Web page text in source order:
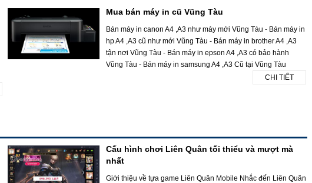
Mua bán máy in cũ Vũng Tàu
Bán máy in canon A4 ,A3 như máy mới Vũng Tàu - Bán máy in
hp A4 ,A3 cũ như mới Vũng Tàu - Bán máy in brother A4 ,A3
tận nơi Vũng Tàu - Bán máy in epson A4 ,A3 có bảo hành
Vũng Tàu - Bán máy in samsung A4 ,A3 Cũ tại Vũng Tàu
CHI TIẾT
Cấu hình chơi Liên Quân tối thiểu và mượt mà
nhất
Giới thiệu về tựa game Liên Quân Mobile Nhắc đến Liên Quân